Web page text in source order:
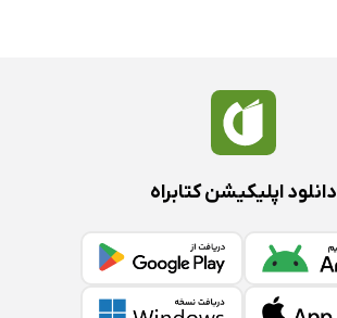
دانلود اپلیکیشن کتابراه